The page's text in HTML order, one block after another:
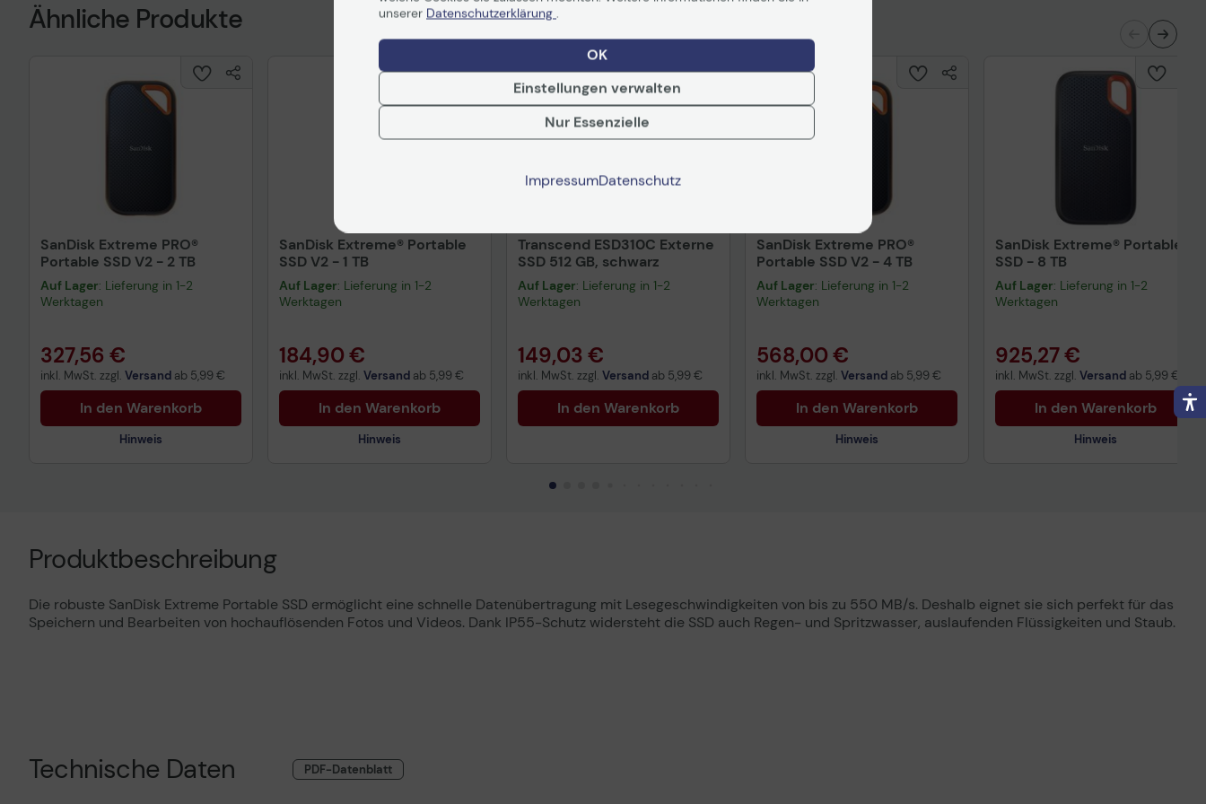
Ähnliche Produkte
SanDisk Extreme PRO®
Portable SSD V2 - 2 TB
Auf Lager: Lieferung in 1-2
Werktagen
327,56 €
inkl. MwSt. zzgl. Versand ab 5,99 €
In den Warenkorb
Hinweis
SanDisk Extreme® Portable
SSD V2 - 1 TB
Auf Lager: Lieferung in 1-2
Werktagen
184,90 €
inkl. MwSt. zzgl. Versand ab 5,99 €
In den Warenkorb
Hinweis
Transcend ESD310C Externe
SSD 512 GB, schwarz
Auf Lager: Lieferung in 1-2
Werktagen
149,03 €
inkl. MwSt. zzgl. Versand ab 5,99 €
In den Warenkorb
SanDisk Extreme PRO®
Portable SSD V2 - 4 TB
Auf Lager: Lieferung in 1-2
Werktagen
568,00 €
inkl. MwSt. zzgl. Versand ab 5,99 €
In den Warenkorb
Hinweis
SanDisk Extreme® Portable
SSD - 8 TB
Auf Lager: Lieferung in 1-2
Werktagen
925,27 €
inkl. MwSt. zzgl. Versand ab 5,99 €
In den Warenkorb
Hinweis
Produktbeschreibung
Die robuste SanDisk Extreme Portable SSD ermöglicht eine schnelle Datenübertragung mit Lesegeschwindigkeiten von bis zu 550 MB/s. Deshalb eignet sie sich perfekt für das
Speichern und Bearbeiten von hochauflösenden Fotos und Videos. Dank IP55-Schutz widersteht die SSD auch Regen- und Spritzwasser, auslaufenden Flüssigkeiten und Staub.
Technische Daten PDF-Datenblatt
unserer Datenschutzerklärung .
OK
Einstellungen verwalten
Nur Essenzielle
ImpressumDatenschutz